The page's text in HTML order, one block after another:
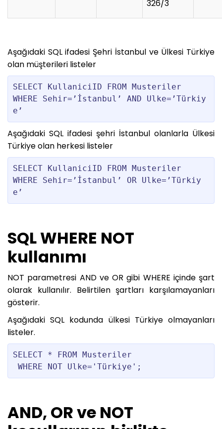
326/3
Aşağıdaki SQL ifadesi Şehri İstanbul ve Ülkesi Türkiye
olan müşterileri listeler
SELECT KullaniciID FROM Musteriler
WHERE Sehir=’İstanbul’ AND Ulke=’Türkiy
Aşağıdaki SQL ifadesi şehri İstanbul olanlarla Ülkesi
Türkiye olan herkesi listeler
SELECT KullaniciID FROM Musteriler
WHERE Sehir=’İstanbul’ OR Ulke=’Türkiy
SQL WHERE NOT
kullanımı
NOT parametresi AND ve OR gibi WHERE içinde şart
olarak kullanılır. Belirtilen şartları karşılamayanları
gösterir.
Aşağıdaki SQL kodunda ülkesi Türkiye olmayanları
listeler.
SELECT * FROM Musteriler
AND, OR ve NOT